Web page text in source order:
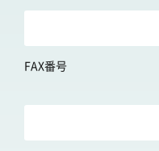
FAX番号